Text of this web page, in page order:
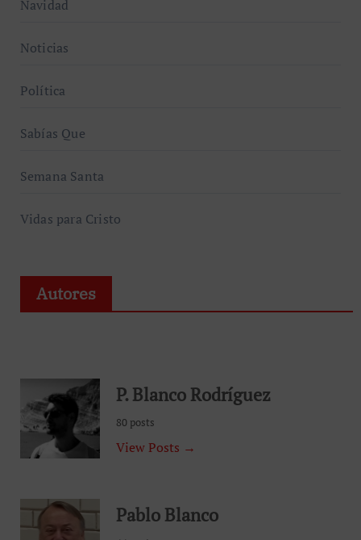
Navidad
Noticias
Política
Sabías Que
Semana Santa
Vidas para Cristo
Autores
P. Blanco Rodríguez
80 posts
View Posts →
Pablo Blanco